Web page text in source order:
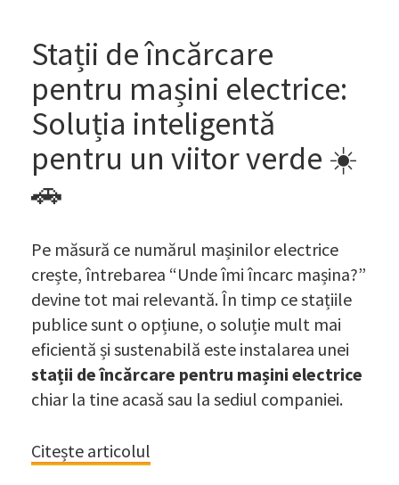
Stații de încărcare
pentru mașini electrice:
Soluția inteligentă
pentru un viitor verde ☀️
🚗
Pe măsură ce numărul mașinilor electrice
crește, întrebarea “Unde îmi încarc mașina?”
devine tot mai relevantă. În timp ce stațiile
publice sunt o opțiune, o soluție mult mai
eficientă și sustenabilă este instalarea unei
stații de încărcare pentru mașini electrice
chiar la tine acasă sau la sediul companiei.
Citește articolul